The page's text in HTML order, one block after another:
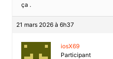
ça .
21 mars 2026 à 6h37
iosX69
Participant